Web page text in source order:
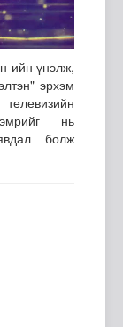
ийн үнэлж,
эрхэм
нь
болж